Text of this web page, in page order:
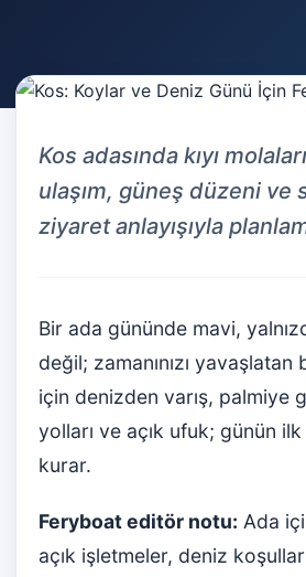
Kos adasında kıyı
ulaşım, güneş düzeni
ziyaret anlayışıyla
Bir ada gününde mavi,
değil; zamanınızı
için denizden varış, palmiye
yolları ve açık ufuk; günün
kurar.
Feryboat editör notu: Ada
açık işletmeler, deniz